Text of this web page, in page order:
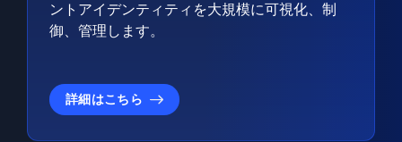
ントアイデンティティを大規模に可視化、制
御、管理します。
詳細はこちら